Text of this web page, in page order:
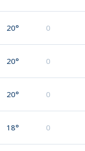
20° 0
20° 0
20° 0
18° 0